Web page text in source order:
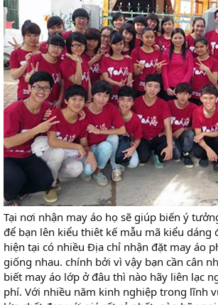
Tại nơi nhận may áo họ sẽ giúp biến ý
để bạn lên kiểu thiêt kế mẫu mã kiểu
hiện tại có nhiều Địa chỉ nhận đặt may áo
giống nhau. chính bởi vì vậy bạn cần cân
biết may áo lớp ở đâu thì nào hãy liên lạc
phí. Với nhiều năm kinh nghiệp trong lĩnh